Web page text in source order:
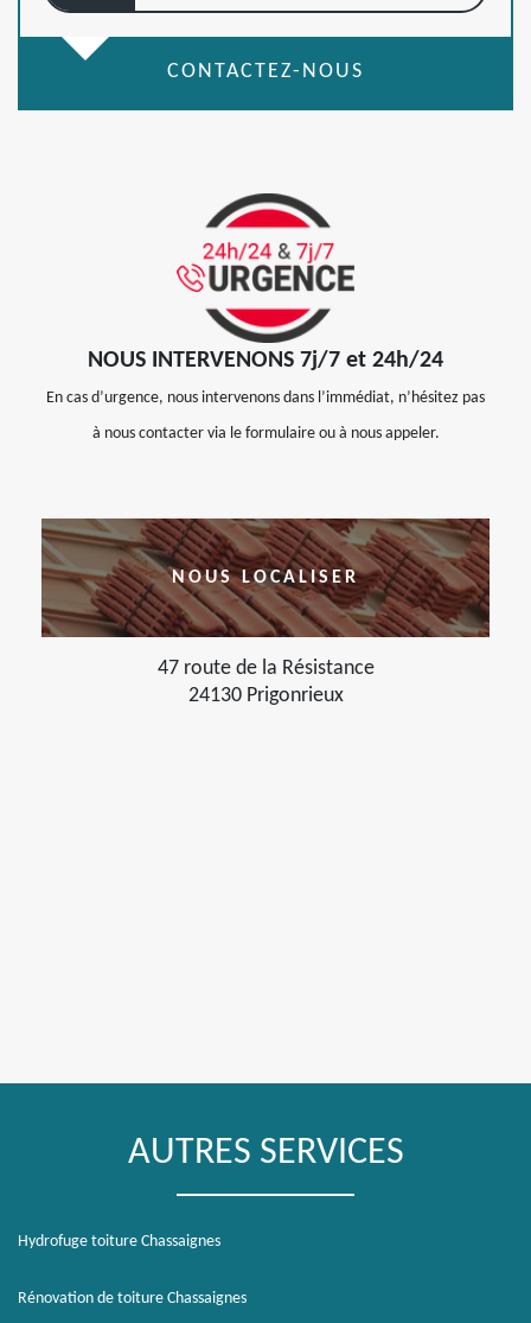
CONTACTEZ-NOUS
NOUS INTERVENONS 7j/7 et 24h/24
En cas d’urgence, nous intervenons dans l’immédiat, n’hésitez pas
à nous contacter via le formulaire ou à nous appeler.
NOUS LOCALISER
47 route de la Résistance
24130 Prigonrieux
AUTRES SERVICES
Hydrofuge toiture Chassaignes
Rénovation de toiture Chassaignes